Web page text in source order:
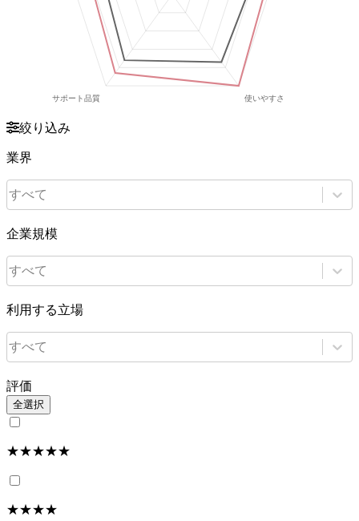
絞り込み
業界
すべて
企業規模
すべて
利用する立場
すべて
評価
全選択
★★★★★
★★★★